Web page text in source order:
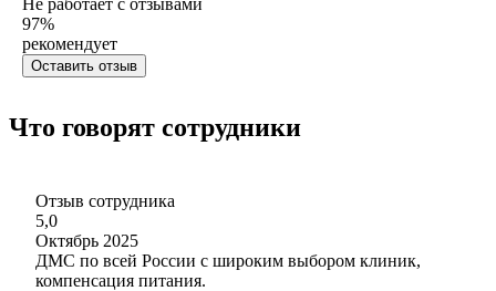
97%
рекомендует
Оставить отзыв
Что говорят сотрудники
Отзыв сотрудника
5,0
Октябрь 2025
ДМС по всей России с широким выбором клиник,
компенсация питания.